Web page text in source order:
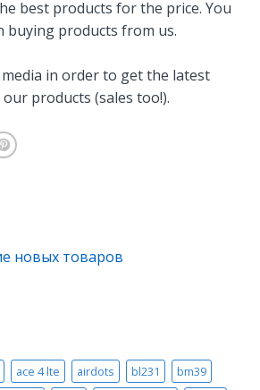
best products for the price. You
buying products from us.
in order to get the latest
products (sales too!).
новых товаров
ace 4 lte airdots bl231 bm39